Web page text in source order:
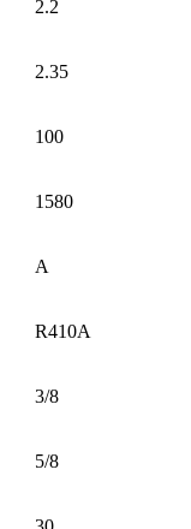
2.2
2.35
100
1580
A
R410A
3/8
5/8